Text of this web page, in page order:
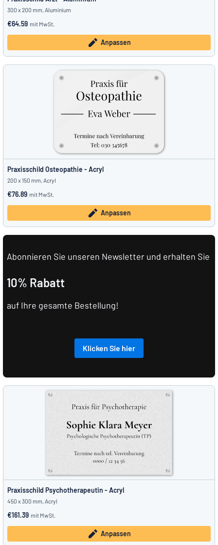
300 x 200 mm, Aluminium
€64.59 mit MwSt.
Anpassen
Praxisschild Osteopathie - Acryl
200 x 150 mm, Acryl
€76.89 mit MwSt.
Anpassen
Abonnieren Sie unseren Newsletter und erhalten Sie
10% Rabatt
auf Ihre gesamte Bestellung!
Klicken Sie hier
Praxisschild Psychotherapeutin - Acryl
450 x 300 mm, Acryl
€161.39 mit MwSt.
Anpassen